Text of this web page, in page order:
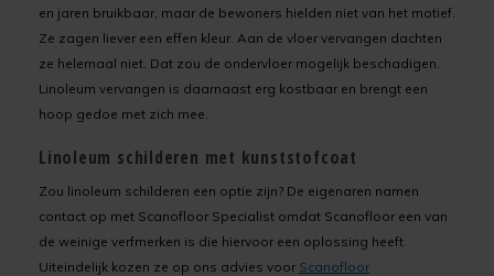
en jaren bruikbaar, maar de bewoners hielden niet van het motief.
Ze zagen liever een effen kleur. Aan de vloer vervangen dachten
ze helemaal niet. Dat zou de ondervloer mogelijk beschadigen.
Linoleum vervangen is daarnaast erg kostbaar en brengt een
hoop gedoe met zich mee.
Linoleum schilderen met kunststofcoat
Zou linoleum schilderen een optie zijn? De eigenaren namen
contact op met Scanofloor Specialist omdat Scanofloor een van
de weinige verfmerken is die hiervoor een oplossing heeft.
Uiteindelijk kozen ze op ons advies voor Scanofloor